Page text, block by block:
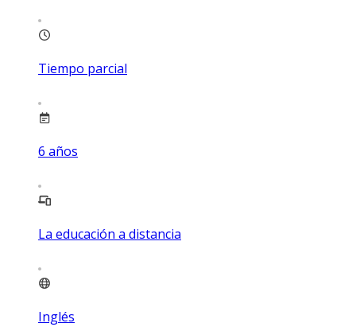
Tiempo parcial
6 años
La educación a distancia
Inglés